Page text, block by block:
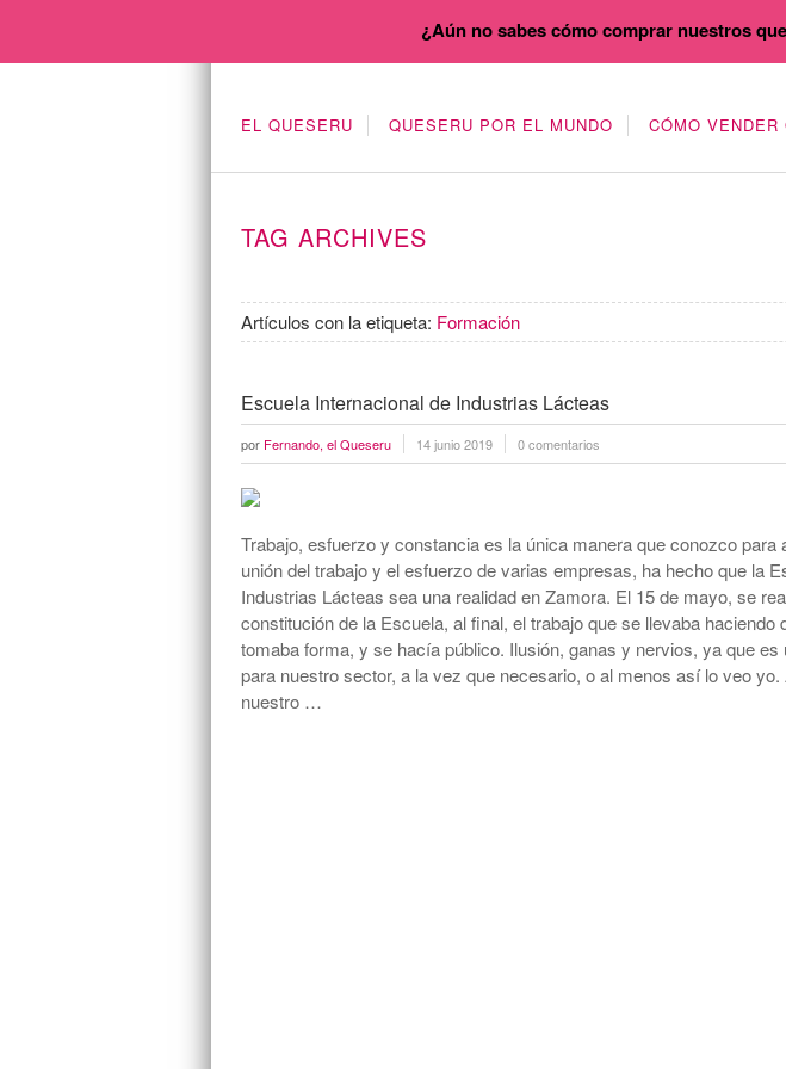
EL QUESERU QUESERU POR EL MUNDO CÓMO VENDER
TAG ARCHIVES
Artículos con la etiqueta: Formación
Escuela Internacional de Industrias Lácteas
por Fernando, el Queseru 14 junio 2019 0 comentarios
Trabajo, esfuerzo y constancia es la única manera que conozco
unión del trabajo y el esfuerzo de varias empresas, ha hecho que la
Industrias Lácteas sea una realidad en Zamora. El 15 de mayo, se
constitución de la Escuela, al final, el trabajo que se llevaba haciendo
tomaba forma, y se hacía público. Ilusión, ganas y nervios, ya que
para nuestro sector, a la vez que necesario, o al menos así lo veo
nuestro …
¿Aún no sabes cómo comprar nuestros